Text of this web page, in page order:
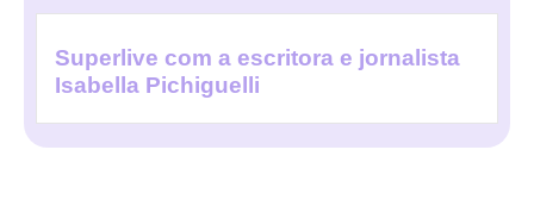
Superlive com a escritora e jornalista
Isabella Pichiguelli